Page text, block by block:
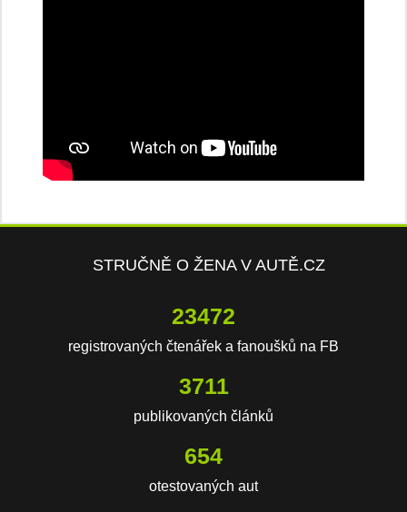
STRUČNĚ O ŽENA V AUTĚ.CZ
23472
registrovaných čtenářek a fanoušků na FB
3711
publikovaných článků
654
otestovaných aut